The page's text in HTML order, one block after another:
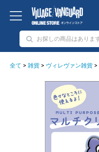
全て > 雑貨 > ヴィレヴァン雑貨 >